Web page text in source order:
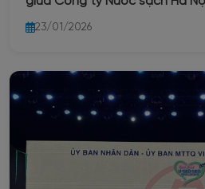
Xây dựng
23/01/2026